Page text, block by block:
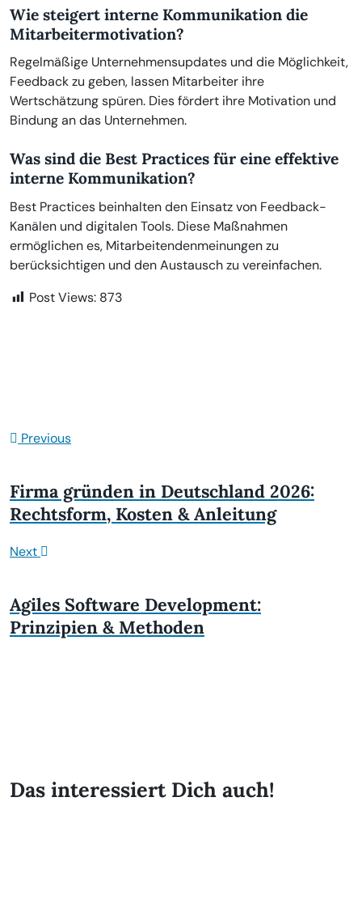
Wie steigert interne Kommunikation die
Mitarbeitermotivation?
Regelmäßige Unternehmensupdates und die Möglichkeit,
Feedback zu geben, lassen Mitarbeiter ihre
Wertschätzung spüren. Dies fördert ihre Motivation und
Bindung an das Unternehmen.
Was sind die Best Practices für eine effektive
interne Kommunikation?
Best Practices beinhalten den Einsatz von Feedback-
Kanälen und digitalen Tools. Diese Maßnahmen
ermöglichen es, Mitarbeitendenmeinungen zu
berücksichtigen und den Austausch zu vereinfachen.
Post Views: 873
Previous
Firma gründen in Deutschland 2026:
Rechtsform, Kosten & Anleitung
Next
Agiles Software Development:
Prinzipien & Methoden
Das interessiert Dich auch!